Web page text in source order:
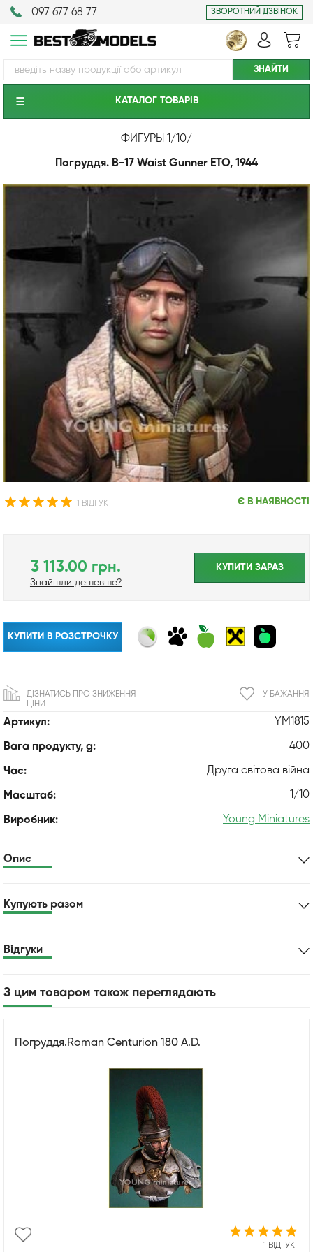
097 677 68 77 ЗВОРОТНИЙ ДЗВІНОК
КАТАЛОГ ТОВАРIВ
ФИГУРЫ 1/10/
Погруддя. B-17 Waist Gunner ETO, 1944
1 ВІДГУК Є В НАЯВНОСТІ
Артикул: YM1815
Вага продукту, g: 400
Час: Друга світова війна
Масштаб: 1/10
Виробник: Young Miniatures
3 113.00 грн.
Знайшли дешевше?
КУПИТИ ЗАРАЗ
КУПИТИ В РОЗСТРОЧКУ
У БАЖАННЯ
ДІЗНАТИСЬ ПРО ЗНИЖЕННЯ
ЦІНИ
Опис
Купують разом
Відгуки
З цим товаром також переглядають
Погруддя.Roman Centurion 180 A.D.
1 ВІДГУК